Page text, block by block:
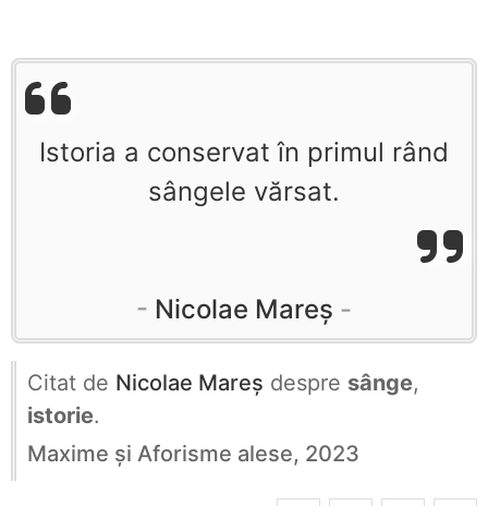
Istoria a conservat în primul rând
sângele vărsat.
Nicolae Mareș
Citat de Nicolae Mareș despre sânge,
istorie.
Maxime și Aforisme alese, 2023